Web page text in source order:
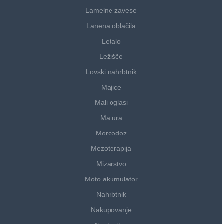
Lamelne zavese
Lanena oblačila
Letalo
Ležišče
Lovski nahrbtnik
Majice
Mali oglasi
Matura
Mercedez
Mezoterapija
Mizarstvo
Moto akumulator
Nahrbtnik
Nakupovanje